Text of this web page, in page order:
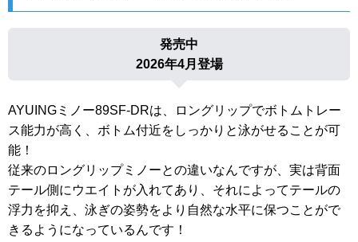
発売中
2026年4月登場
AYUINGミノー89SF-DRは、ロングリップでボトムトレー
ス能力が高く、ボトム付近をしっかりと泳がせることが可
能！
従来のロングリップミノーとの違いなんですが、実は背面
テール側にウエイトが入れてあり、それによってテールの
浮力を抑え、泳ぎの姿勢をより自然な水平に保つことがで
きるようになっているんです！